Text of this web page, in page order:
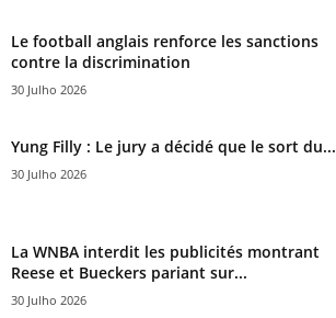
Le football anglais renforce les sanctions
contre la discrimination
30 Julho 2026
Yung Filly : Le jury a décidé que le sort du...
30 Julho 2026
La WNBA interdit les publicités montrant
Reese et Bueckers pariant sur...
30 Julho 2026